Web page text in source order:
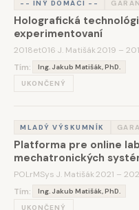
-- INÝ DOMÁCI --
Holografická
experimentovaní
2018et016 J. Matišák2019 –
Tím:
Ing. Jakub Matišák, PhD.
UKONČENÝ
MLADÝ VÝSKUMNÍK
Platforma pre online
mechatronických
POLrMSys J. Matišák2021 –
Tím:
Ing. Jakub Matišák, PhD.
UKONČENÝ